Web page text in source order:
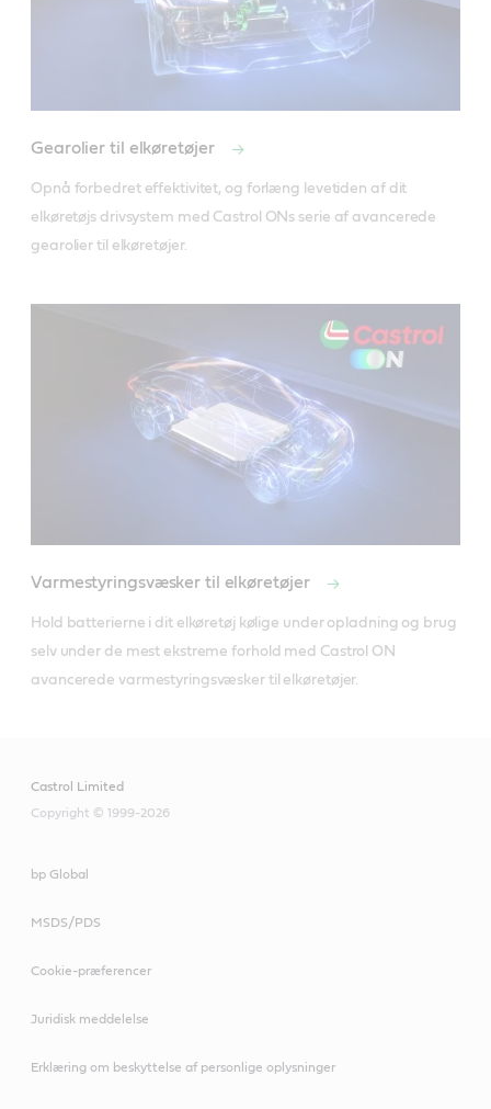
Gearolier til elkøretøjer
Opnå forbedret effektivitet, og forlæng levetiden af dit
elkøretøjs drivsystem med Castrol ONs serie af avancerede
gearolier til elkøretøjer.
Varmestyringsvæsker til elkøretøjer
Hold batterierne i dit elkøretøj kølige under opladning og brug
selv under de mest ekstreme forhold med Castrol ON
avancerede varmestyringsvæsker til elkøretøjer.
Castrol Limited
Copyright © 1999-2026
bp Global
MSDS/PDS
Cookie-præferencer
Juridisk meddelelse
Erklæring om beskyttelse af personlige oplysninger